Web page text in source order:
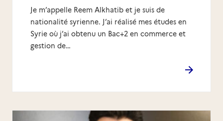
Je m’appelle Reem Alkhatib et je suis de
nationalité syrienne. J’ai réalisé mes études en
Syrie où j’ai obtenu un Bac+2 en commerce et
gestion de…